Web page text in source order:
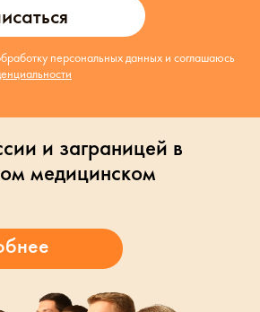
персональных данных и соглашаюсь
и заграницей в
медицинском